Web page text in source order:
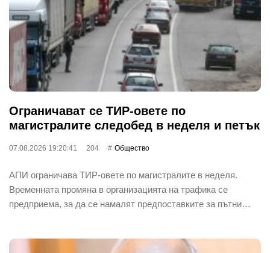
Ограничават се ТИР-овете по
магистралите следобед в неделя и петък
07.08.2026 19:20:41 204 Общество
АПИ ограничава ТИР-овете по магистралите в неделя.
Временната промяна в организацията на трафика се
предприема, за да се намалят предпоставките за пътни…